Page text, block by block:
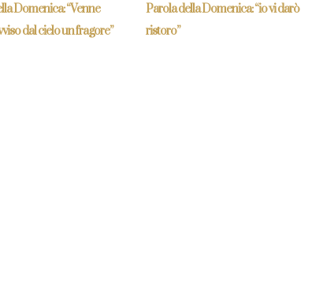
Domenica: “Venne
dal cielo un fragore”
Parola della Domenica: “io vi darò
ristoro”